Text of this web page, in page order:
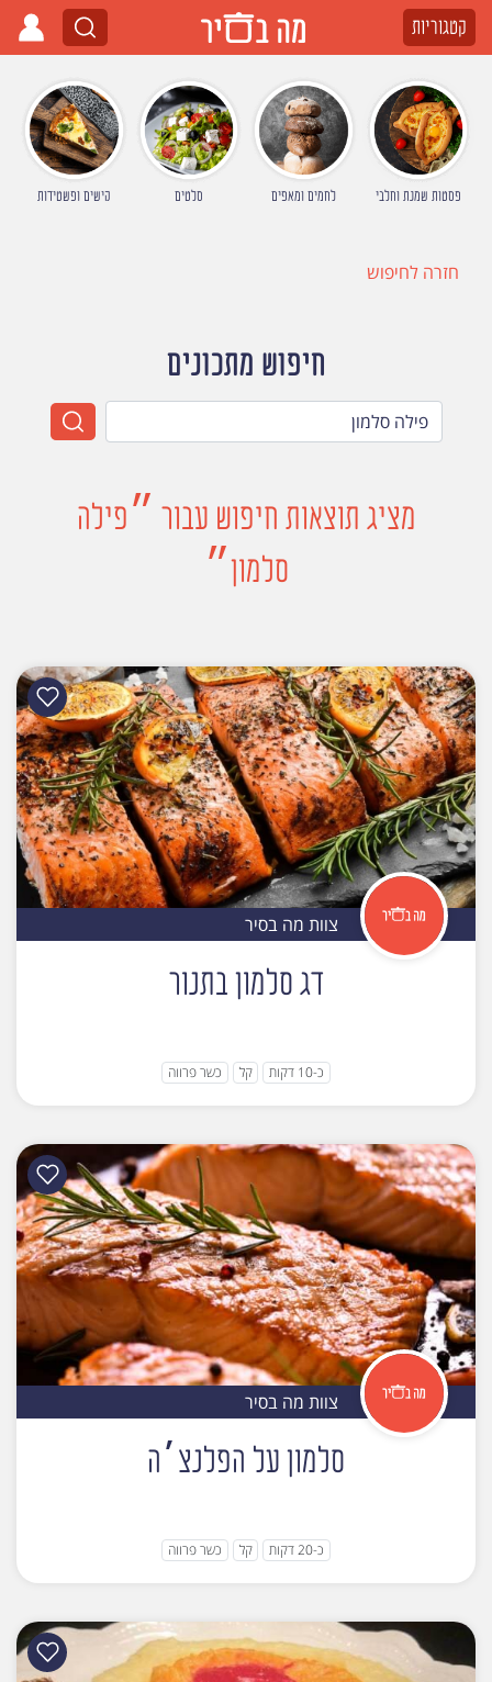
קטגוריות
פסטות שמנת וחלבי לחמים ומאפים סלטים קישים ופשטידות
חזרה לחיפוש
חיפוש מתכונים
מציג תוצאות חיפוש עבור ״פילה
סלמון״
צוות מה בסיר
דג סלמון בתנור
כ-10 דקות קל כשר פרווה
צוות מה בסיר
סלמון על הפלנצ׳ה
כ-20 דקות קל כשר פרווה